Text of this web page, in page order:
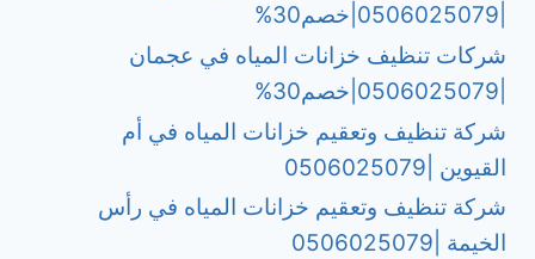
شركات تنظيف خزانات المياه في عجمان
شركة تنظيف وتعقيم خزانات المياه في أم
القيوين |0506025079
شركة تنظيف وتعقيم خزانات المياه في رأس
الخيمة |0506025079